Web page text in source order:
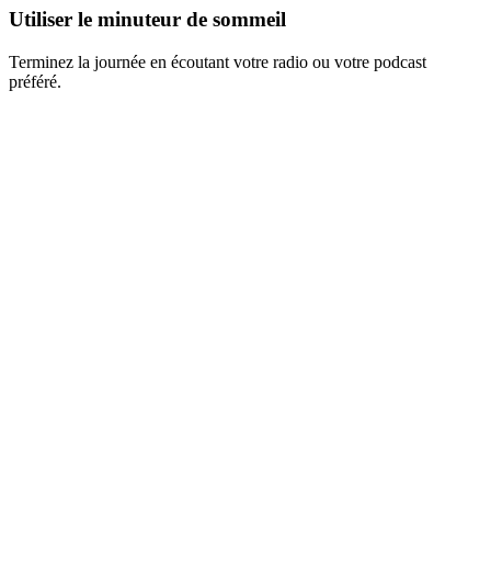
Utiliser le minuteur de sommeil
Terminez la journée en écoutant votre radio ou votre podcast
préféré.